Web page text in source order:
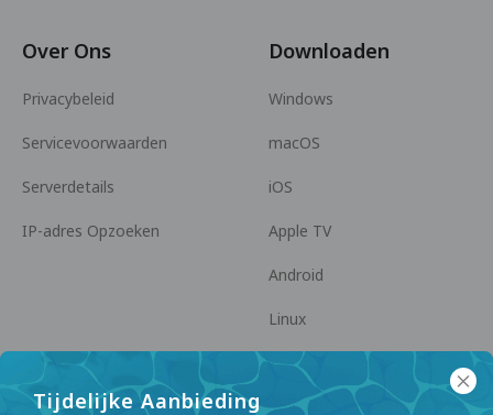
Tijdelijke Aanbieding
Over Ons
Privacybeleid
Servicevoorwaarden
Serverdetails
IP-adres Opzoeken
Downloaden
Windows
macOS
iOS
Apple TV
Android
Linux
Android TV